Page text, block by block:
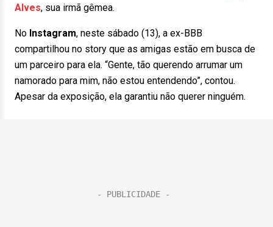
Alves, sua irmã gêmea.
No Instagram, neste sábado (13), a ex-BBB
compartilhou no story que as amigas estão em busca de
um parceiro para ela. “Gente, tão querendo arrumar um
namorado para mim, não estou entendendo”, contou.
Apesar da exposição, ela garantiu não querer ninguém.